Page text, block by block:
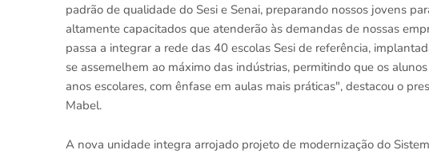
padrão de qualidade do Sesi e Senai, preparando nossos jovens
altamente capacitados que atenderão às demandas de nossas
passa a integrar a rede das 40 escolas Sesi de referência,
se assemelhem ao máximo das indústrias, permitindo que os
anos escolares, com ênfase em aulas mais práticas", destacou o
Mabel.
A nova unidade integra arrojado projeto de modernização do